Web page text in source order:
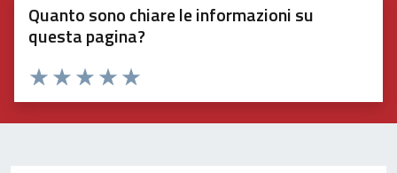
Quanto sono chiare le informazioni su
questa pagina?
Valuta 5 stelle su 5
Valuta 4 stelle su 5
Valuta 3 stelle su 5
Valuta 2 stelle su 5
Valuta 1 stelle su 5